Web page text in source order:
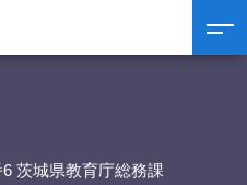
例教育委員会
茨城県教育庁総務課